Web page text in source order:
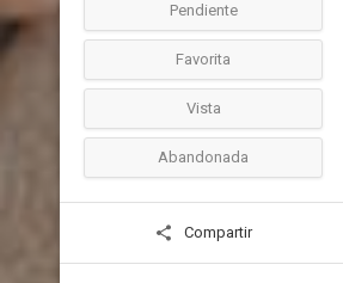
Pendiente
Favorita
Vista
Abandonada
Compartir